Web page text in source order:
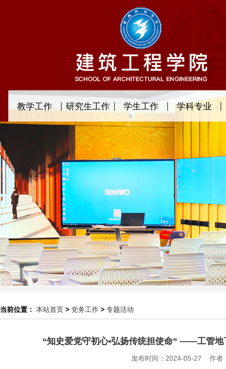
教学工作 研究生工作 学生工作 学科专业
当前位置： 本站首页 > 党务工作 > 专题活动
“知史爱党守初心•弘扬传统担使命” ——工管
发布时间：2024-05-27 作者